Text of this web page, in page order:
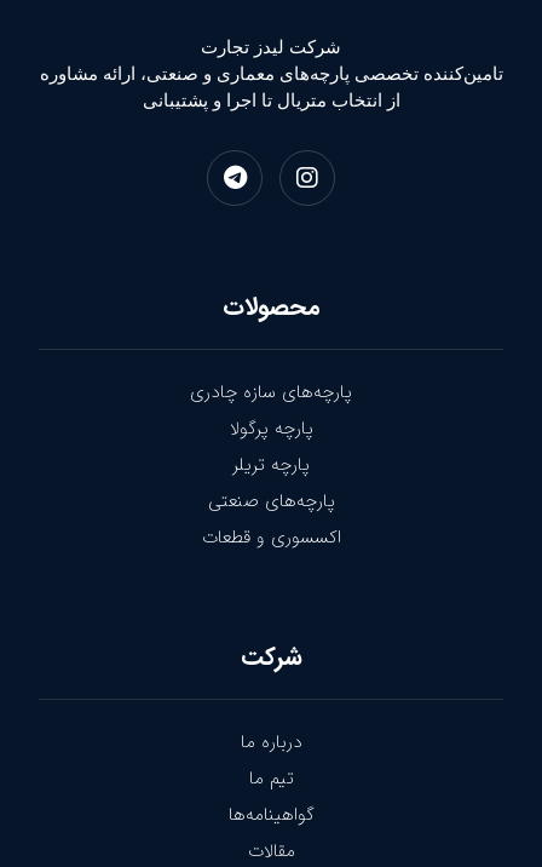
شرکت لیدز تجارت
تامین‌کننده تخصصی پارچه‌های معماری و صنعتی، ارائه مشاوره
از انتخاب متریال تا اجرا و پشتیبانی
محصولات
پارچه‌های سازه چادری
پارچه پرگولا
پارچه تریلر
پارچه‌های صنعتی
اکسسوری و قطعات
شرکت
درباره ما
تیم ما
گواهینامه‌ها
مقالات